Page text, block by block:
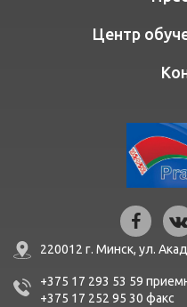
Центр
220012 г. Минск, ул.
+375 17 293 53 59
+375 17 252 95 30 факc